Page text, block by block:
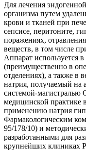
Для лечения
организма путем
крови и тканей при
сепсисе, перитоните,
поражениях,
веществ, в том числе
Аппарат используется
(преимущественно в
отделениях), а также в
натрия, получаемый
системой-магистралью
медицинской практике
применению натрия
Фармакологическим
95/178/10) и
разработанными для
крупнейших клиниках